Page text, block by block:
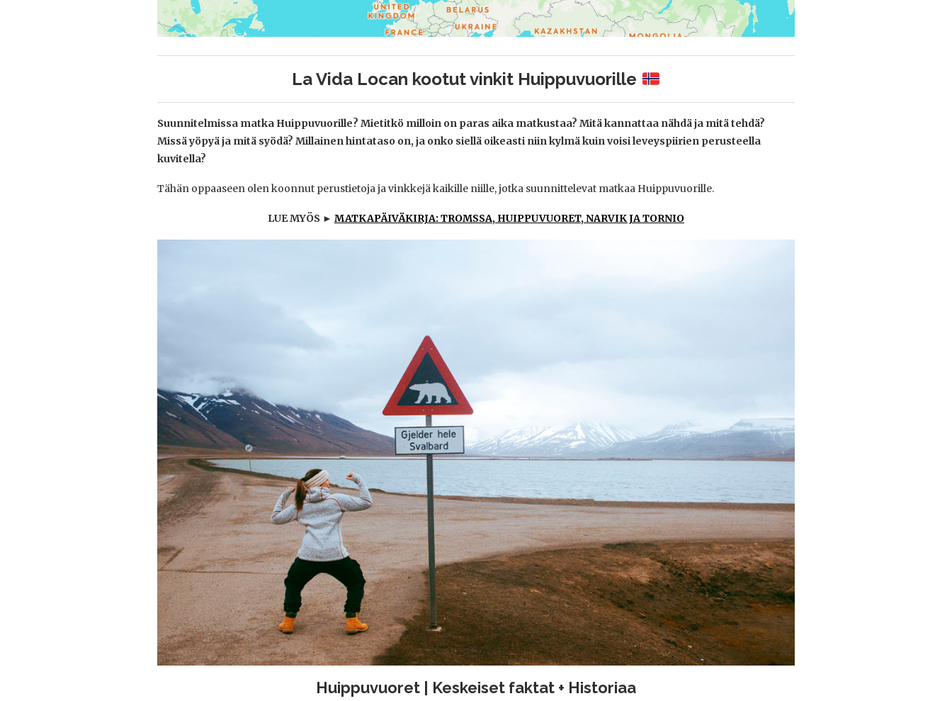
La Vida Locan kootut vinkit Huippuvuorille
Suunnitelmissa matka Huippuvuorille? Mietitkö milloin on paras aika matkustaa? Mitä kannattaa nähdä ja mitä tehdä?
Missä yöpyä ja mitä syödä? Millainen hintataso on, ja onko siellä oikeasti niin kylmä kuin voisi leveyspiirien perusteella
kuvitella?
Tähän oppaaseen olen koonnut perustietoja ja vinkkejä kaikille niille, jotka suunnittelevat matkaa Huippuvuorille.
LUE MYÖS ► MATKAPÄIVÄKIRJA: TROMSSA, HUIPPUVUORET, NARVIK JA TORNIO
Huippuvuoret | Keskeiset faktat + Historiaa